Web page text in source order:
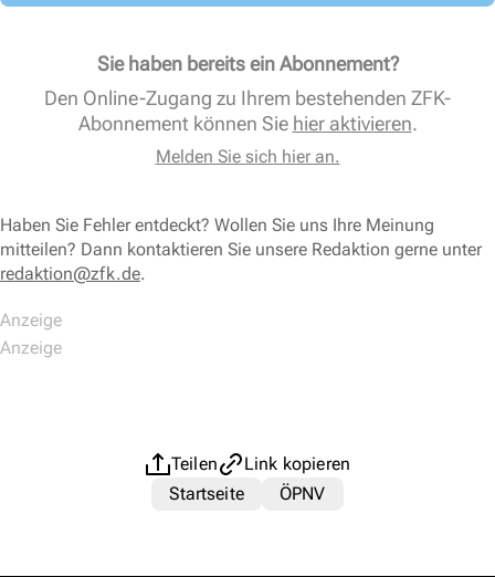
Sie haben bereits ein Abonnement?
Den Online-Zugang zu Ihrem bestehenden ZFK-
Abonnement können Sie hier aktivieren.
Melden Sie sich hier an.
Haben Sie Fehler entdeckt? Wollen Sie uns Ihre Meinung
mitteilen? Dann kontaktieren Sie unsere Redaktion gerne unter
redaktion@zfk.de.
Teilen
Link kopieren
Startseite
ÖPNV